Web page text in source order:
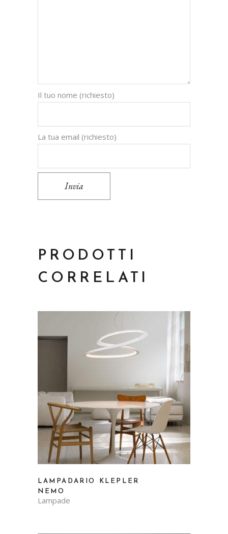
Il tuo nome (richiesto)
La tua email (richiesto)
Invia
PRODOTTI
CORRELATI
LAMPADARIO KLEPLER
NEMO
Lampade